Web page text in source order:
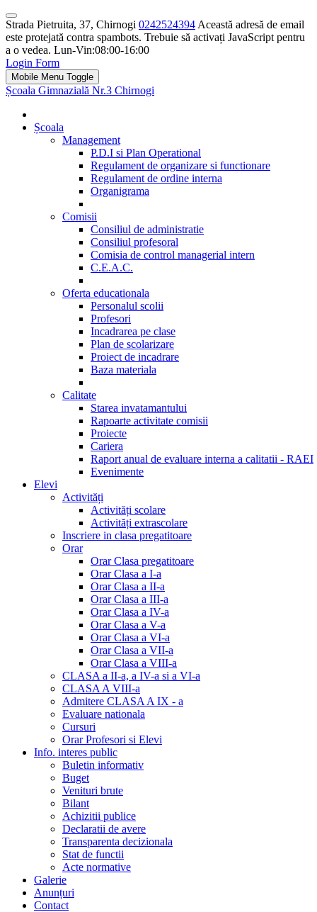
Strada Pietruita, 37, Chirnogi 0242524394 Această adresă de email
este protejată contra spambots. Trebuie să activați JavaScript pentru
a o vedea. Lun-Vin:08:00-16:00
Login Form
Mobile Menu Toggle
Școala Gimnazială Nr.3 Chirnogi
Școala
Management
P.D.I si Plan Operational
Regulament de organizare si functionare
Regulament de ordine interna
Organigrama
Comisii
Consiliul de administratie
Consiliul profesoral
Comisia de control managerial intern
C.E.A.C.
Oferta educationala
Personalul scolii
Profesori
Incadrarea pe clase
Plan de scolarizare
Proiect de incadrare
Baza materiala
Calitate
Starea invatamantului
Rapoarte activitate comisii
Proiecte
Cariera
Raport anual de evaluare interna a calitatii - RAEI
Evenimente
Elevi
Activități
Activități scolare
Activități extrascolare
Inscriere in clasa pregatitoare
Orar
Orar Clasa pregatitoare
Orar Clasa a I-a
Orar Clasa a II-a
Orar Clasa a III-a
Orar Clasa a IV-a
Orar Clasa a V-a
Orar Clasa a VI-a
Orar Clasa a VII-a
Orar Clasa a VIII-a
CLASA a II-a, a IV-a si a VI-a
CLASA A VIII-a
Admitere CLASA A IX - a
Evaluare nationala
Cursuri
Orar Profesori si Elevi
Info. interes public
Buletin informativ
Buget
Venituri brute
Bilant
Achizitii publice
Declaratii de avere
Transparenta decizionala
Stat de functii
Acte normative
Galerie
Anunțuri
Contact